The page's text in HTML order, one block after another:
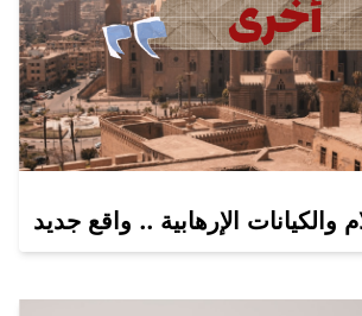
والكيانات الإرهابية .. واقع جديد